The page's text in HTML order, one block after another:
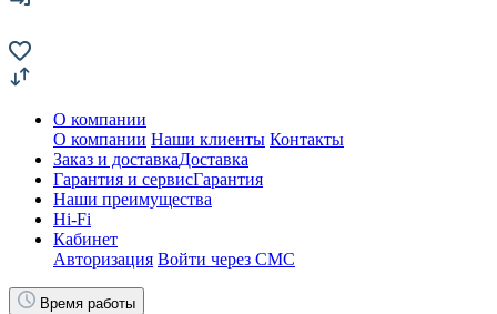
О компании
О компании Наши клиенты Контакты
Заказ и доставкаДоставка
Гарантия и сервисГарантия
Наши преимущества
Hi-Fi
Кабинет
Авторизация Войти через СМС
Время работы